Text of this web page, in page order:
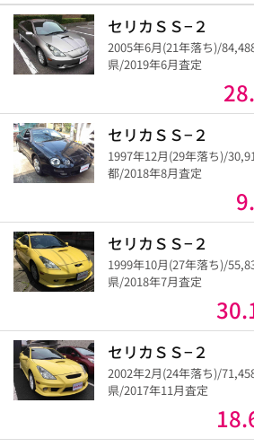
セリカＳＳ−２
2005年6月(21年落ち)/
県/2019年6月査定
セリカＳＳ−２
1997年12月(29年落ち)/
都/2018年8月査定
セリカＳＳ−２
1999年10月(27年落ち)/
県/2018年7月査定
セリカＳＳ−２
2002年2月(24年落ち)/
県/2017年11月査定